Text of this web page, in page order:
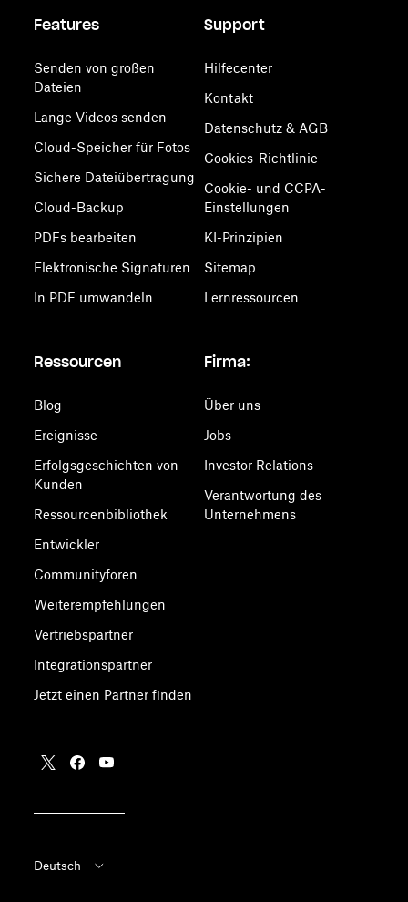
Features
Senden von großen
Dateien
Lange Videos senden
Cloud-Speicher für Fotos
Sichere Dateiübertragung
Cloud-Backup
PDFs bearbeiten
Elektronische Signaturen
In PDF umwandeln
Support
Hilfecenter
Kontakt
Datenschutz & AGB
Cookies-Richtlinie
Cookie- und CCPA-
Einstellungen
KI-Prinzipien
Sitemap
Lernressourcen
Ressourcen
Blog
Ereignisse
Erfolgsgeschichten von
Kunden
Ressourcenbibliothek
Entwickler
Communityforen
Weiterempfehlungen
Vertriebspartner
Integrationspartner
Jetzt einen Partner finden
Firma:
Über uns
Jobs
Investor Relations
Verantwortung des
Unternehmens
Deutsch